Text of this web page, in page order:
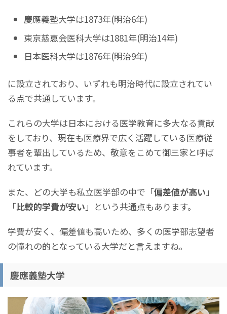
慶應義塾大学は1873年(明治6年)
東京慈恵会医科大学は1881年(明治14年)
日本医科大学は1876年(明治9年)
に設立されており、いずれも明治時代に設立されてい
る点で共通しています。
これらの大学は日本における医学教育に多大なる貢献
をしており、現在も医療界で広く活躍している医療従
事者を輩出しているため、敬意をこめて御三家と呼ば
れています。
また、どの大学も私立医学部の中で「偏差値が高い 」
「比較的学費が安い 」という共通点もあります。
学費が安く、偏差値も高いため、多くの医学部志望者
の憧れの的となっている大学だと言えますね。
慶應義塾大学